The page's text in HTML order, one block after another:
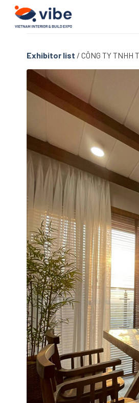
Skip
content
Exhibitor list / CÔNG TY TNHH